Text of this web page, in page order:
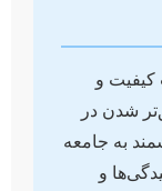
کیفیت و
شدن در
به جامعه
و